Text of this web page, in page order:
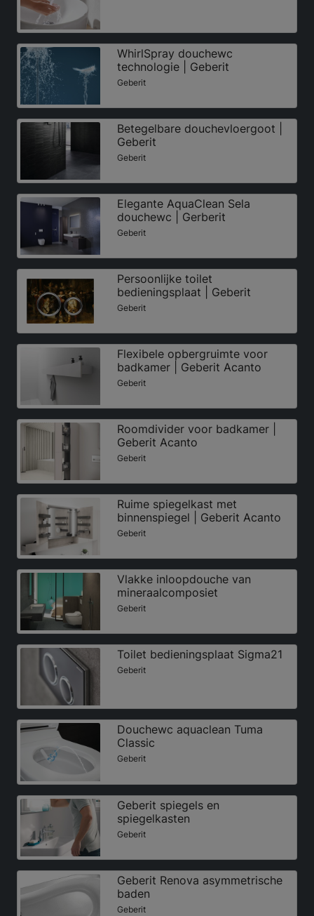
WhirlSpray douchewc
technologie | Geberit
Geberit
Betegelbare douchevloergoot |
Geberit
Geberit
Elegante AquaClean Sela
douchewc | Gerberit
Geberit
Persoonlijke toilet
bedieningsplaat | Geberit
Geberit
Flexibele opbergruimte voor
badkamer | Geberit Acanto
Geberit
Roomdivider voor badkamer |
Geberit Acanto
Geberit
Ruime spiegelkast met
binnenspiegel | Geberit Acanto
Geberit
Vlakke inloopdouche van
mineraalcomposiet
Geberit
Toilet bedieningsplaat Sigma21
Geberit
Douchewc aquaclean Tuma
Classic
Geberit
Geberit spiegels en
spiegelkasten
Geberit
Geberit Renova asymmetrische
baden
Geberit